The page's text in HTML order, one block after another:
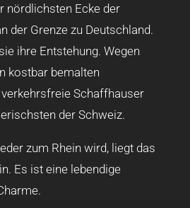
nördlichsten Ecke der
der Grenze zu Deutschland.
ihre Entstehung. Wegen
kostbar bemalten
Schaffhauser
der Schweiz.
zum Rhein wird, liegt das
Es ist eine lebendige